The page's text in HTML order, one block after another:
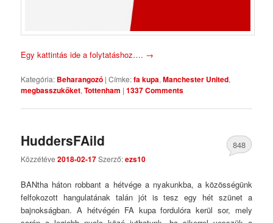
Egy kattintás ide a folytatáshoz…. →
Kategória: Beharangozó |Címke:fa kupa,Manchester United,
megbasszukőket,Tottenham |1337 Comments
HuddersFAild
Közzétéve2018-02-17Szerző:ezs10
848
BANtha háton robbant a hétvége a nyakunkba, a közösségünk
felfokozott hangulatának talán jót is tesz egy hét szünet a
bajnokságban. A hétvégén FA kupa fordulóra kerül sor, mely